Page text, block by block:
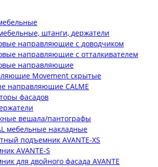
штанги, держатели
направляющие с доводчиком
направляющие с отталкивателем
направляющие
Movement скрытые
направляющие CALME
фасадов
вешала/пантографы
мебельные накладные
подъемник АVANTE-XS
АVANTE-S
для двойного фасада АVANTE